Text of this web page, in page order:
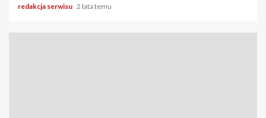
redakcja serwisu 2 lata temu